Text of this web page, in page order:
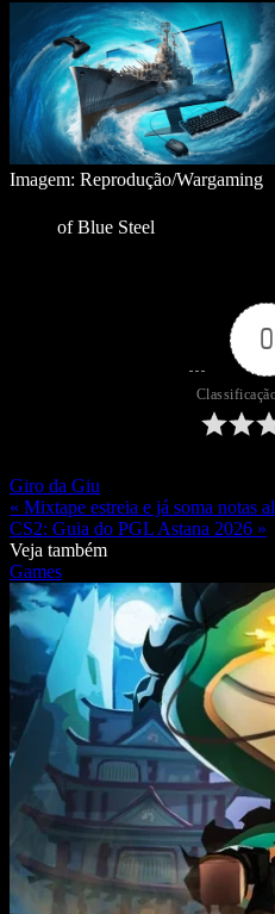
Imagem: Reprodução/Wargaming
of Blue Steel
0
Giro da Giu
« Mixtape estreia e já soma notas
CS2: Guia do PGL Astana 2026 »
Veja também
Games